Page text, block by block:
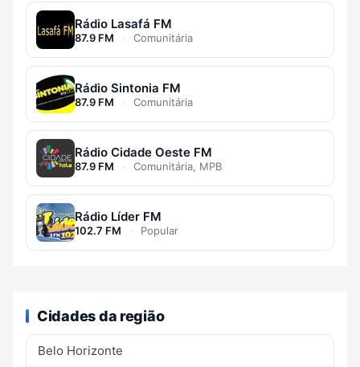
Rádio Lasafá FM
87.9 FM · Comunitária
Rádio Sintonia FM
87.9 FM · Comunitária
Rádio Cidade Oeste FM
87.9 FM · Comunitária, MPB
Rádio Líder FM
102.7 FM · Popular
Cidades da região
Belo Horizonte